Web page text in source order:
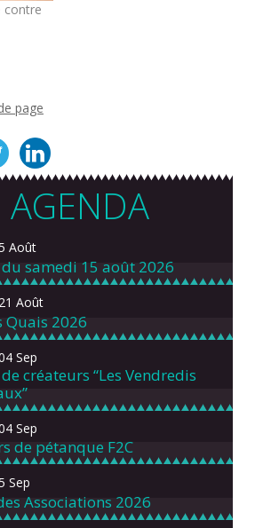
contre
page
AGENDA
Août
samedi 15 août 2026
Août
Quais 2026
Sep
créateurs “Les Vendredis
Sep
de pétanque F2C
Sep
Associations 2026